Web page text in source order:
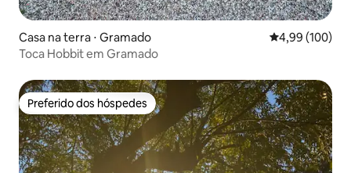
Casa na terra ⋅ Gramado 4,99 de uma
4,99 (100)
Toca Hobbit em Gramado
Preferido dos hóspedes
Preferido dos hóspedes